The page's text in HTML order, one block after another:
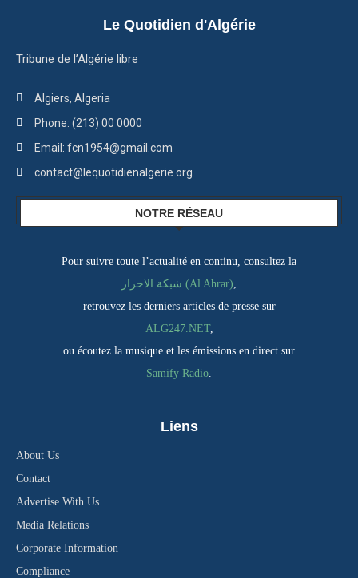
Le Quotidien d'Algérie
Tribune de l’Algérie libre
Algiers, Algeria
Phone: (213) 00 0000
Email: fcn1954@gmail.com
contact@lequotidienalgerie.org
NOTRE RÉSEAU
Pour suivre toute l’actualité en continu, consultez la
شبكة الاحرار (Al Ahrar)
retrouvez les derniers articles de presse sur
ALG247.NET,
ou écoutez la musique et les émissions en direct sur
Samify Radio
Liens
About Us
Contact
Advertise With Us
Media Relations
Corporate Information
Compliance